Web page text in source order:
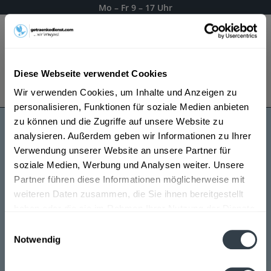
Diese Webseite verwendet Cookies
Wir verwenden Cookies, um Inhalte und Anzeigen zu
personalisieren, Funktionen für soziale Medien anbieten
zu können und die Zugriffe auf unsere Website zu
analysieren. Außerdem geben wir Informationen zu Ihrer
Verwendung unserer Website an unsere Partner für
soziale Medien, Werbung und Analysen weiter. Unsere
Partner führen diese Informationen möglicherweise mit
weiteren Daten zusammen, die Sie ihnen bereitgestellt
Notwendig
Mo – Fr 9 – 17 Uhr
Es gilt unsereDatenschutzerklärung
Gold of Mauritius